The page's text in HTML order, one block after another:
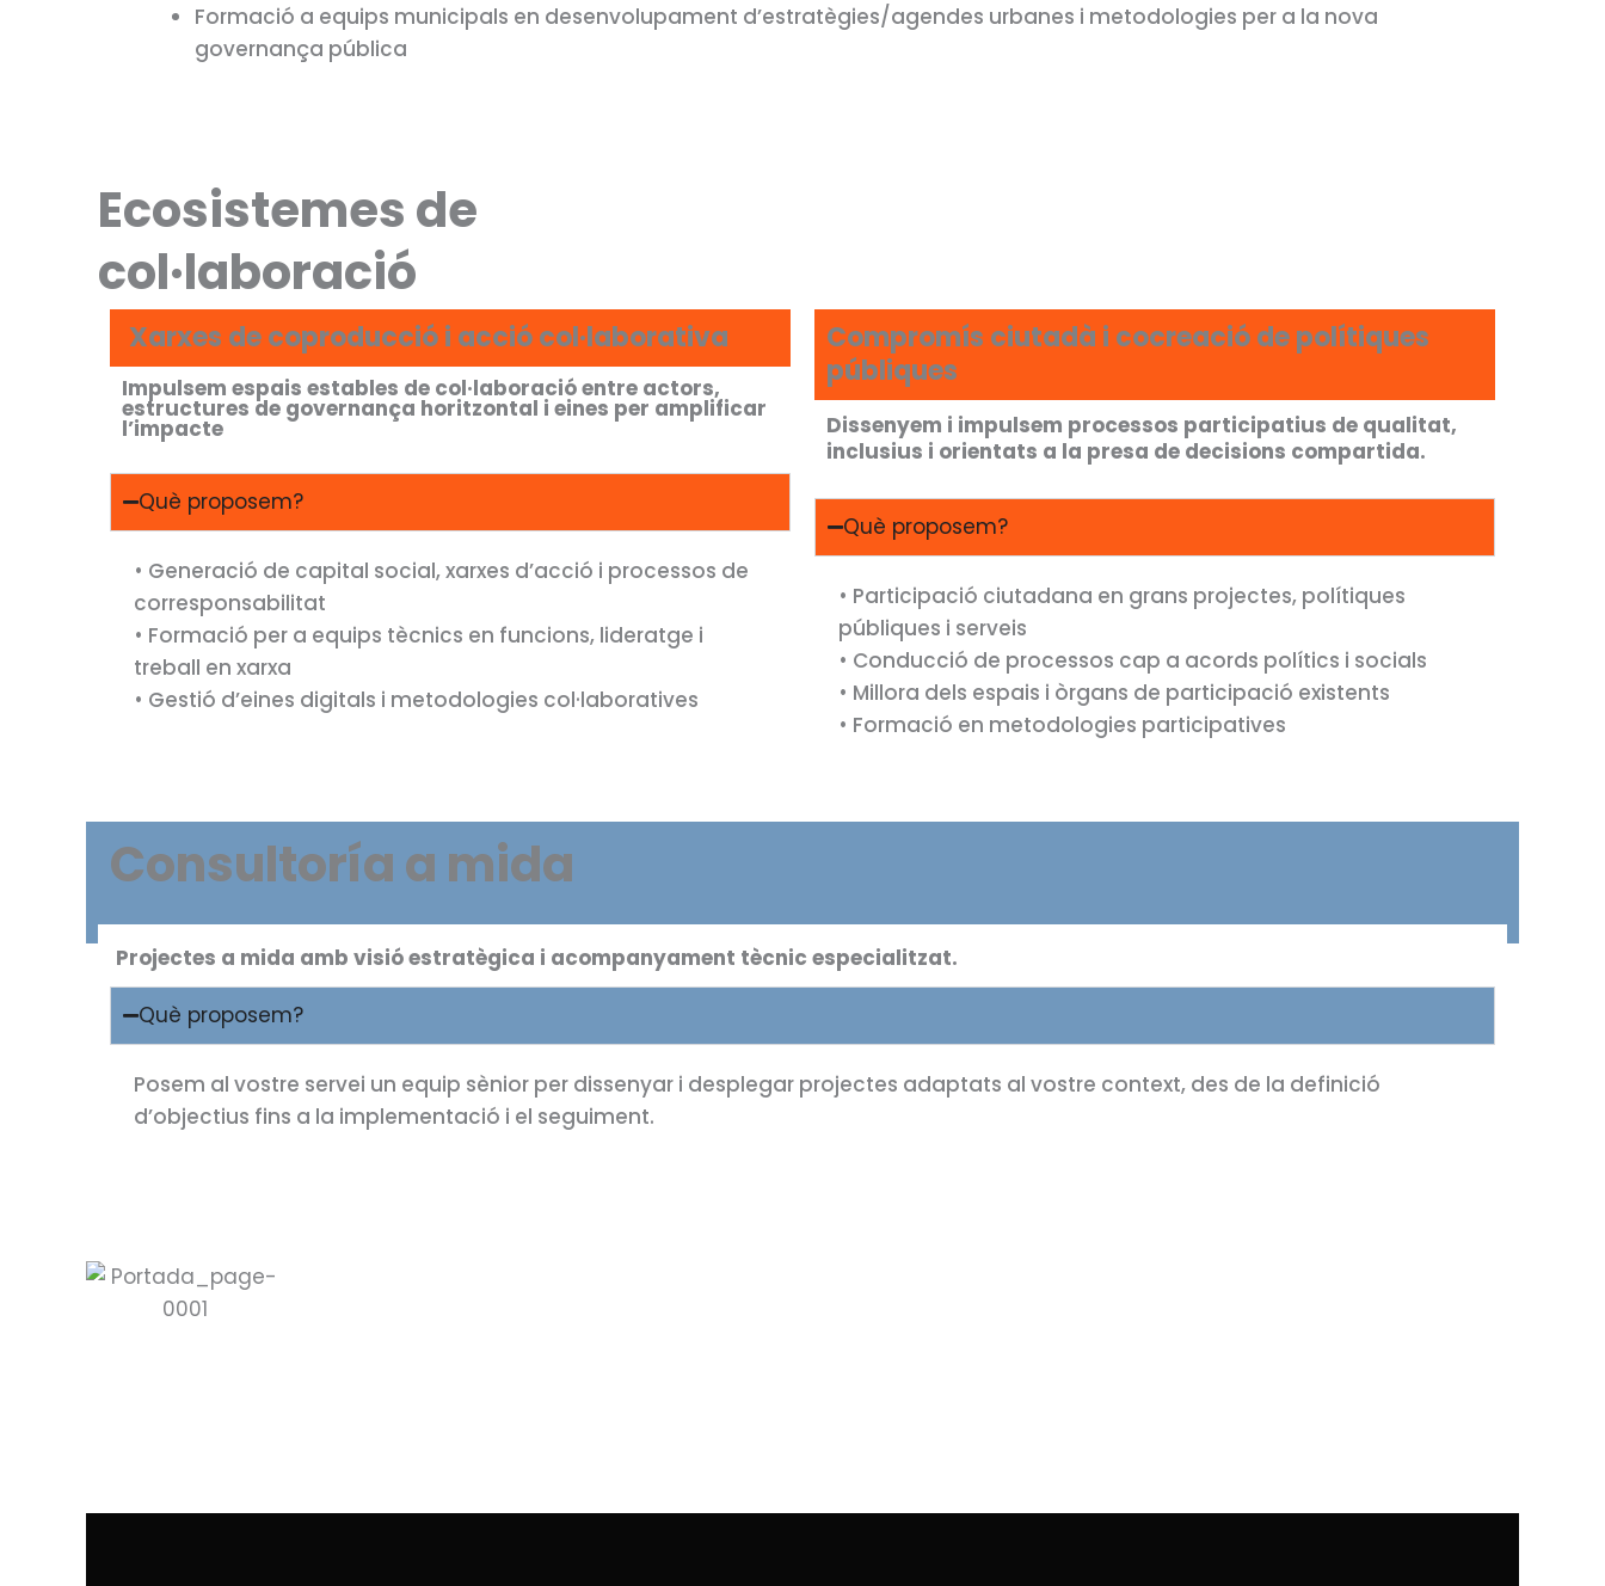
Formació a equips municipals en desenvolupament d’estratègies/agendes urbanes i metodologies per a la nova
governança pública
Ecosistemes de
col·laboració
Xarxes de coproducció i acció col·laborativa
Impulsem espais estables de col·laboració entre actors,
estructures de governança horitzontal i eines per amplificar
l’impacte
Què proposem?
• Generació de capital social, xarxes d’acció i processos de
corresponsabilitat
• Formació per a equips tècnics en funcions, lideratge i
treball en xarxa
• Gestió d’eines digitals i metodologies col·laboratives
Compromís ciutadà i cocreació de polítiques
públiques
Dissenyem i impulsem processos participatius de qualitat,
inclusius i orientats a la presa de decisions compartida.
Què proposem?
• Participació ciutadana en grans projectes, polítiques
públiques i serveis
• Conducció de processos cap a acords polítics i socials
• Millora dels espais i òrgans de participació existents
• Formació en metodologies participatives
Consultoría a mida
Projectes a mida amb visió estratègica i acompanyament tècnic especialitzat.
Què proposem?
Posem al vostre servei un equip sènior per dissenyar i desplegar projectes adaptats al vostre context, des de la definició
d’objectius fins a la implementació i el seguiment.